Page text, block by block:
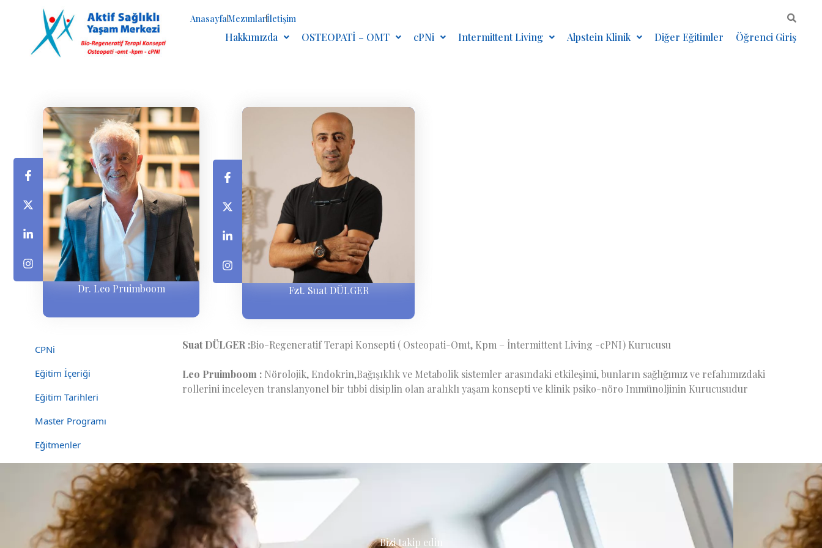
AnasayfaMezunlarİletişim
Hakkımızda OSTEOPATİ – OMT cPNi Intermittent Living Alpstein Klinik Diğer Eğitimler Öğrenci Giriş
Dr. Leo Pruimboom Fzt. Suat DÜLGER
CPNi
Eğitim İçeriği
Eğitim Tarihleri
Master Programı
Eğitmenler
Suat DÜLGER :Bio-Regeneratif Terapi Konsepti ( Osteopati-Omt, Kpm – İntermittent Living -cPNI) Kurucusu
Leo Pruimboom : Nörolojik, Endokrin,Bağışıklık ve Metabolik sistemler arasındaki etkileşimi, bunların sağlığımız ve refahımızdaki
rollerini inceleyen translanyonel bir tıbbi disiplin olan aralıklı yaşam konsepti ve klinik psiko-nöro Immünoljinin Kurucusudur
Bizi takip edin